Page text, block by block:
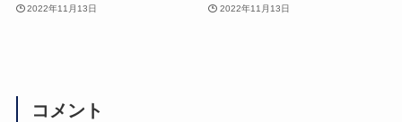
2022年11月13日 2022年11月13日
コメント